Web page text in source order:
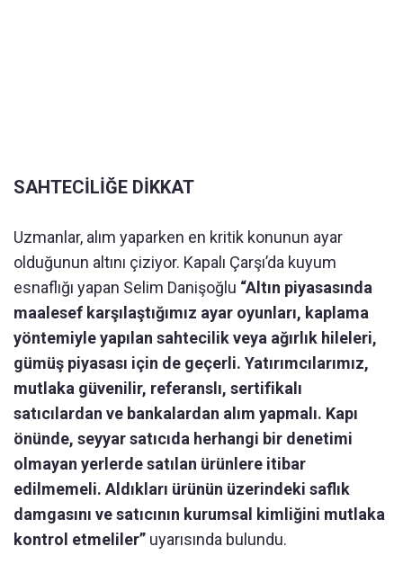
SAHTECİLİĞE DİKKAT
Uzmanlar, alım yaparken en kritik konunun ayar
olduğunun altını çiziyor. Kapalı Çarşı’da kuyum
esnaflığı yapan Selim Danişoğlu “Altın piyasasında
maalesef karşılaştığımız ayar oyunları, kaplama
yöntemiyle yapılan sahtecilik veya ağırlık hileleri,
gümüş piyasası için de geçerli. Yatırımcılarımız,
mutlaka güvenilir, referanslı, sertifikalı
satıcılardan ve bankalardan alım yapmalı. Kapı
önünde, seyyar satıcıda herhangi bir denetimi
olmayan yerlerde satılan ürünlere itibar
edilmemeli. Aldıkları ürünün üzerindeki saflık
damgasını ve satıcının kurumsal kimliğini mutlaka
kontrol etmeliler” uyarısında bulundu.